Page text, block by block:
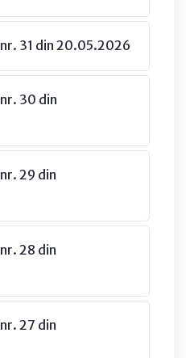
31 din 20.05.2026
30 din
29 din
28 din
27 din